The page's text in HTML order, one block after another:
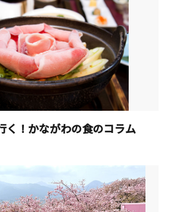
く！かながわの食のコラム